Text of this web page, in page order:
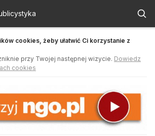
- ngo.pl
cookies, żeby ułatwić Ci korzystanie z
przy Twojej następnej wizycie. Dowiedz
cookies